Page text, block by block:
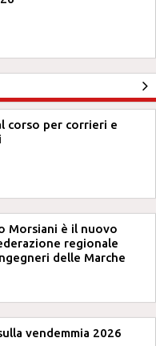
corso per corrieri e
Morsiani è il nuovo
regionale
delle Marche
vendemmia 2026